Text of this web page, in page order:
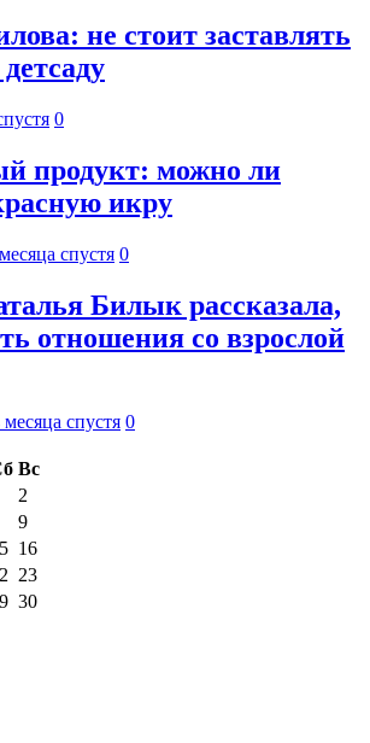
не стоит заставлять
0
продукт: можно ли
икру
спустя 0
Билык рассказала,
отношения со взрослой
месяца спустя 0
Вс
2
9
16
23
30